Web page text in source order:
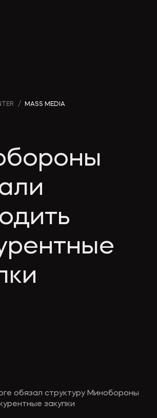
Webinars
Company
news
publications
Useful
materials
/ MASS MEDIA
обязал структуру Минобороны
закупки